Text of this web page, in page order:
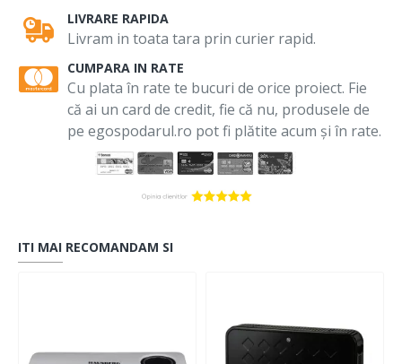
LIVRARE RAPIDA
Livram in toata tara prin curier rapid.
CUMPARA IN RATE
Cu plata în rate te bucuri de orice proiect. Fie
că ai un card de credit, fie că nu, produsele de
pe egospodarul.ro pot fi plătite acum și în rate.
ITI MAI RECOMANDAM SI